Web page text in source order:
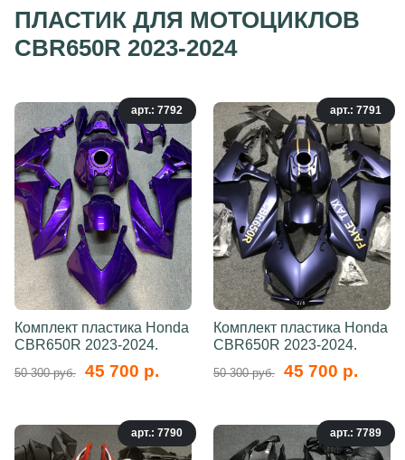
ПЛАСТИК ДЛЯ МОТОЦИКЛОВ
CBR650R 2023-2024
арт.: 7792
Комплект пластика Honda
CBR650R 2023-2024.
50 300 руб. 45 700 р.
арт.: 7791
Комплект пластика Honda
CBR650R 2023-2024.
50 300 руб. 45 700 р.
арт.: 7790 арт.: 7789